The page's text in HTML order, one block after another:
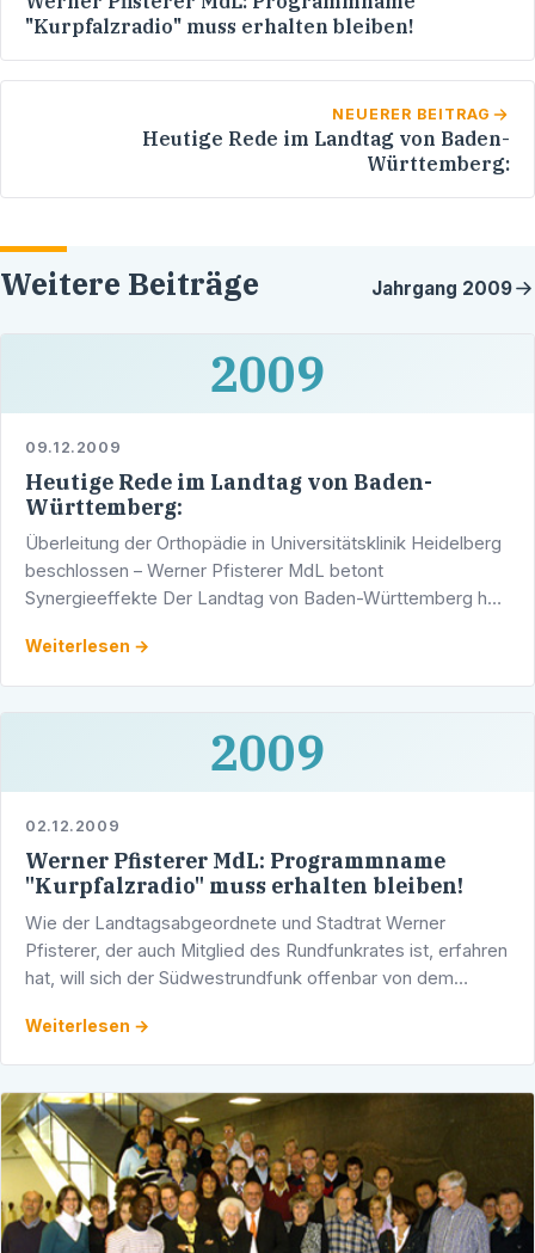
"Kurpfalzradio" muss erhalten bleiben!
NEUERER BEITRAG
Heutige Rede im Landtag von Baden-
Württemberg:
Weitere Beiträge Jahrgang 2009
2009
09.12.2009
Heutige Rede im Landtag von Baden-
Württemberg:
Überleitung der Orthopädie in Universitätsklinik Heidelberg
beschlossen – Werner Pfisterer MdL betont
Synergieeffekte Der Landtag von Baden-Württemberg hat
Landtagsfraktion …
Weiterlesen →
2009
02.12.2009
Werner Pfisterer MdL: Programmname
"Kurpfalzradio" muss erhalten bleiben!
Wie der Landtagsabgeordnete und Stadtrat Werner
Pfisterer, der auch Mitglied des Rundfunkrates ist, erfahren
hat, will sich der Südwestrundfunk offenbar von dem
Weiterlesen →